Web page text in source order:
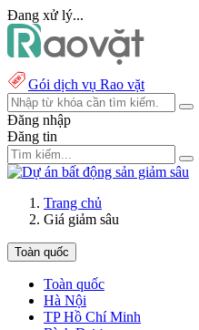
Đang xử lý...
Gói dịch vụ Rao vặt
Đăng nhập
Đăng tin
Trang chủ
Giá giảm sâu
Toàn quốc
Toàn quốc
Hà Nội
TP Hồ Chí Minh